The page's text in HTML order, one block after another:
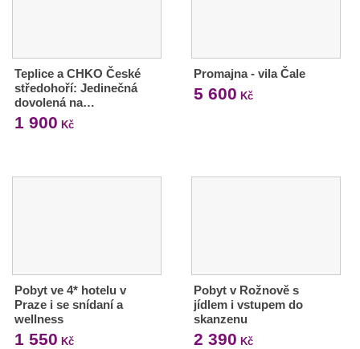
Teplice a CHKO České
středohoří: Jedinečná
dovolená na…
1 900 Kč
Promajna - vila Čale
5 600 Kč
Pobyt ve 4* hotelu v
Praze i se snídaní a
wellness
1 550 Kč
Pobyt v Rožnově s
jídlem i vstupem do
skanzenu
2 390 Kč